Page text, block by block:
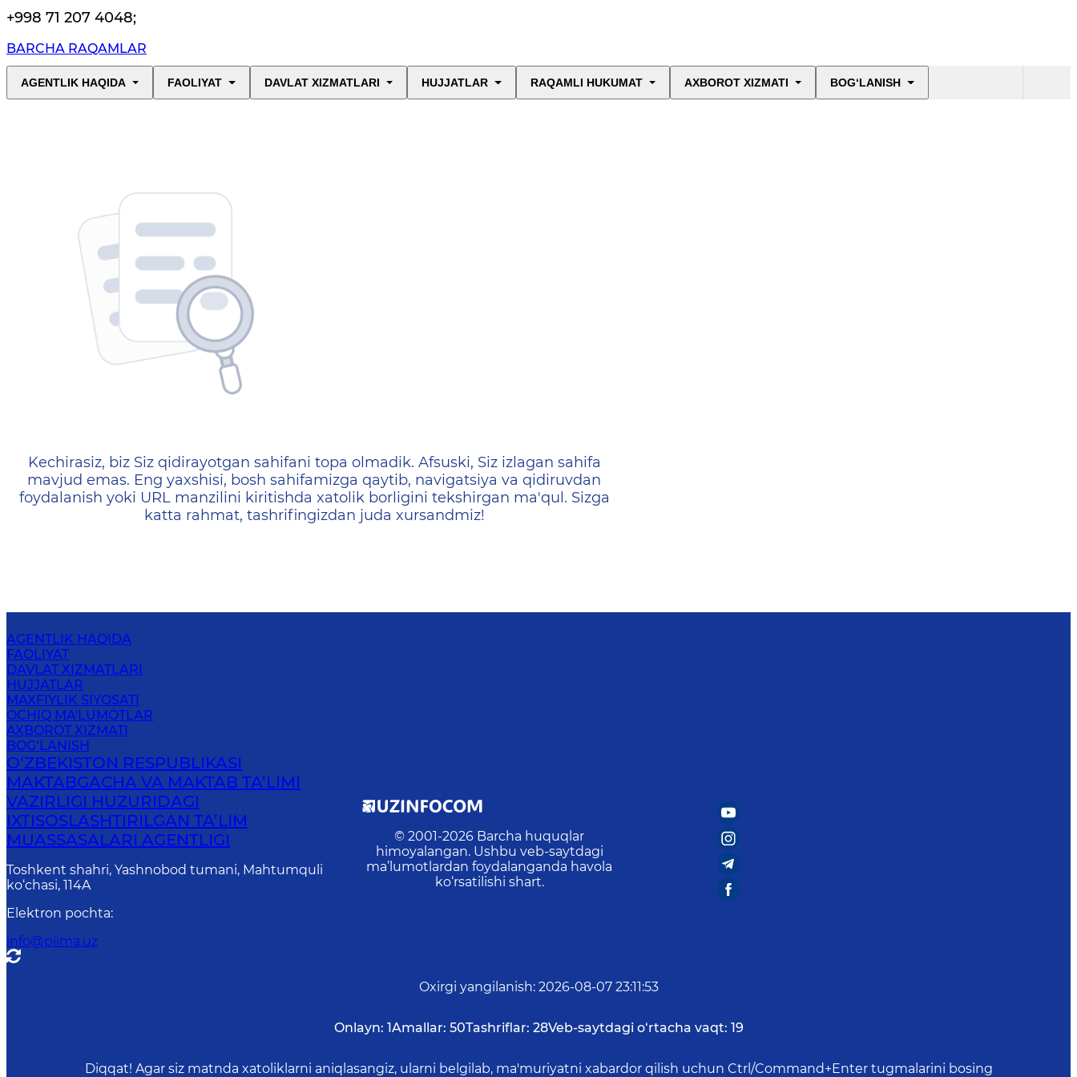
+998 71 207 4048;
BARCHA RAQAMLAR
AGENTLIK HAQIDA FAOLIYAT DAVLAT XIZMATLARI HUJJATLAR RAQAMLI HUKUMAT AXBOROT XIZMATI BOG‘LANISH
404 — Страница не найдена
Kechirasiz, biz Siz qidirayotgan sahifani topa olmadik. Afsuski, Siz izlagan sahifa
mavjud emas. Eng yaxshisi, bosh sahifamizga qaytib, navigatsiya va qidiruvdan
foydalanish yoki URL manzilini kiritishda xatolik borligini tekshirgan ma'qul. Sizga
katta rahmat, tashrifingizdan juda xursandmiz!
AGENTLIK HAQIDA
FAOLIYAT
DAVLAT XIZMATLARI
HUJJATLAR
MAXFIYLIK SIYOSATI
OCHIQ MA'LUMOTLAR
AXBOROT XIZMATI
BOG‘LANISH
O‘ZBEKISTON RESPUBLIKASI
MAKTABGACHA VA MAKTAB TA’LIMI
VAZIRLIGI HUZURIDAGI
IXTISOSLASHTIRILGAN TA’LIM
MUASSASALARI AGENTLIGI
Toshkent shahri, Yashnobod tumani, Mahtumquli
ko‘chasi, 114A
Elektron pochta:
info@piima.uz
© 2001-2026 Barcha huquqlar
himoyalangan. Ushbu veb-saytdagi
ma’lumotlardan foydalanganda havola
ko‘rsatilishi shart.
Oxirgi yangilanish: 2026-08-07 23:11:53
Onlayn: 1Amallar: 50Tashriflar: 28Veb-saytdagi o‘rtacha vaqt: 19
Diqqat! Agar siz matnda xatoliklarni aniqlasangiz, ularni belgilab, ma'muriyatni xabardor qilish uchun Ctrl/Command+Enter tugmalarini bosing